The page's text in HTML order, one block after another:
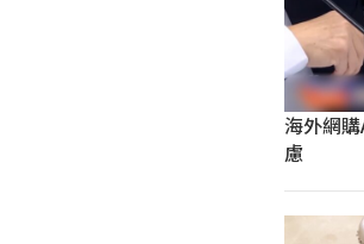
海外網
慮